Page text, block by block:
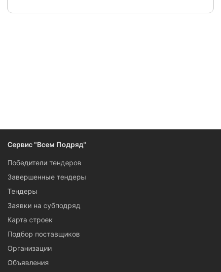
Сервис "Всем Подряд"
Победители тендеров
Завершенные тендеры
Тендеры
Заявки на субподряд
Карта строек
Подбор поставщиков
Организации
Объявления